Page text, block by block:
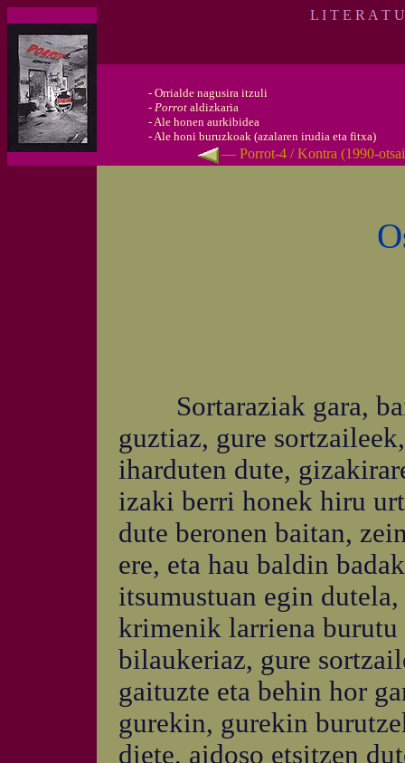
L I T E R A T
- Orrialde nagusira itzuli
- Porrot aldizkaria
-Ale honen aurkibidea
-Ale honi buruzkoak (azalaren irudia eta fitxa)
— Porrot-4 / Kontra (1990-
Sortaraziak gara,
guztiaz, gure
iharduten dute,
izaki berri honek hiru
dute beronen baitan,
ere, eta hau baldin
itsumustuan egin
krimenik larriena burutu
bilaukeriaz, gure
gaituzte eta behin hor
gurekin, gurekin
diete, aidoso etsitzen